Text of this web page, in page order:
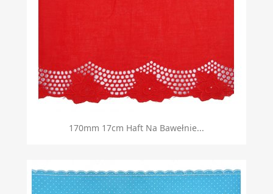
170mm 17cm Haft Na Bawełnie...